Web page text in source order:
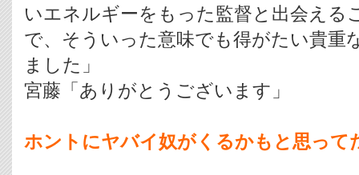
いエネルギーをもった監督と出会える
で、そういった意味でも得がたい貴重
ました」
宮藤「ありがとうございます」
ホントにヤバイ奴がくるかもと思って